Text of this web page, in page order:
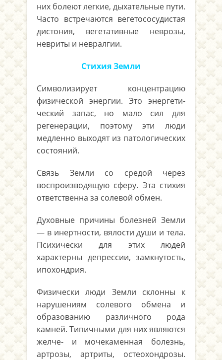
них болеют легкие, дыхатель­ные пути.
Часто встречаются вегетососудистая
дистония, вегетатив­ные неврозы,
невриты и невралгии.
Стихия Земли
Символизирует концентрацию
физической энергии. Это энергети­
ческий запас, но мало сил для
регенерации, поэтому эти люди
медлен­но выходят из патологических
состояний.
Связь Земли со средой через
воспроизводящую сферу. Эта стихия
ответственна за солевой обмен.
Духовные причины болезней Земли
— в инертности, вялости души и тела.
Психически для этих людей
характерны депрессии, замкнутость,
ипохондрия.
Физически люди Земли склонны к
нарушениям солевого обмена и
образованию различного рода
камней. Типичными для них являются
желче- и мочекаменная болезнь,
артрозы, артриты, остеохондрозы.